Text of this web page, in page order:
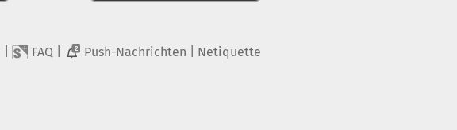
FAQ 2 Push-Nachrichten Netiquette